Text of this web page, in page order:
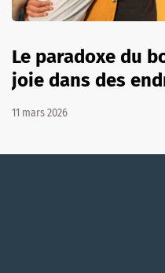
Le paradoxe du
joie dans des
11 mars 2026